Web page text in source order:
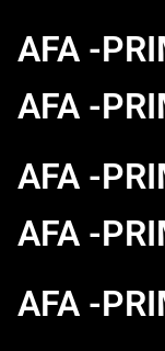
AFA -
AFA -
AFA -
AFA -
AFA -